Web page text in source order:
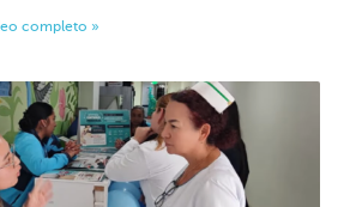
completo »